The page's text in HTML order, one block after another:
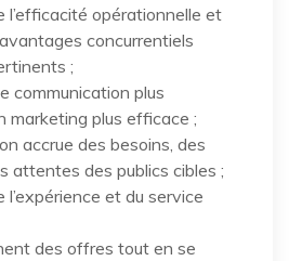
l’efficacité opérationnelle et
concurrentiels
;
communication plus
marketing plus efficace ;
accrue des besoins, des
attentes des publics cibles ;
l’expérience et du service
des offres tout en se